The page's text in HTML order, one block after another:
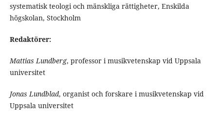
systematisk teologi och mänskliga rättigheter, Enskilda
högskolan, Stockholm
Redaktörer:
Mattias Lundberg, professor i musikvetenskap vid Uppsala
universitet
Jonas Lundblad, organist och forskare i musikvetenskap vid
Uppsala universitet